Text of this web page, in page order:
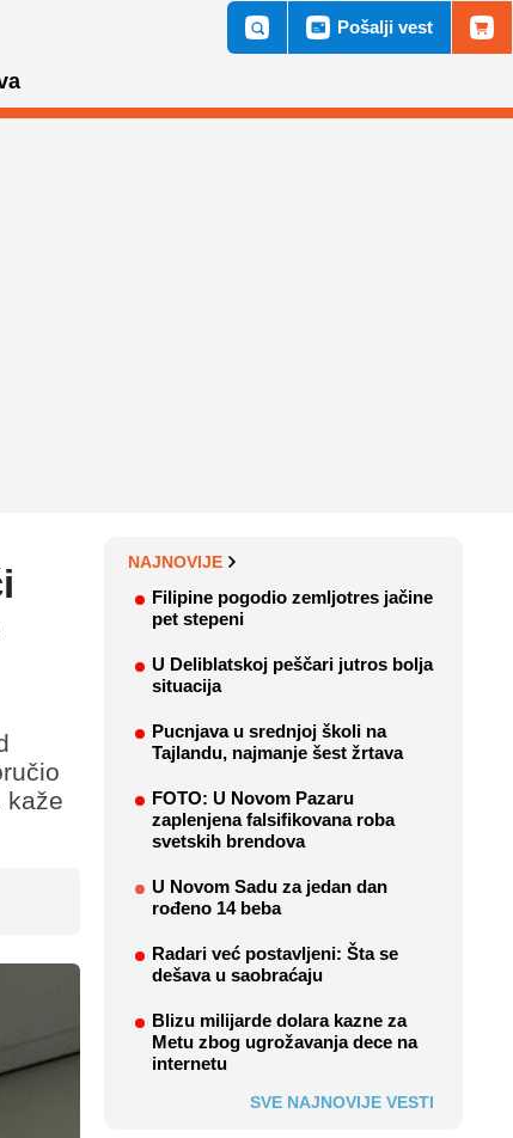
Pošalji vest
kaže
NAJNOVIJE
Filipine pogodio zemljotres jačine
pet stepeni
U Deliblatskoj peščari jutros bolja
situacija
Pucnjava u srednjoj školi na
Tajlandu, najmanje šest žrtava
FOTO: U Novom Pazaru
zaplenjena falsifikovana roba
svetskih brendova
U Novom Sadu za jedan dan
rođeno 14 beba
Radari već postavljeni: Šta se
dešava u saobraćaju
Blizu milijarde dolara kazne za
Metu zbog ugrožavanja dece na
internetu
SVE NAJNOVIJE VESTI